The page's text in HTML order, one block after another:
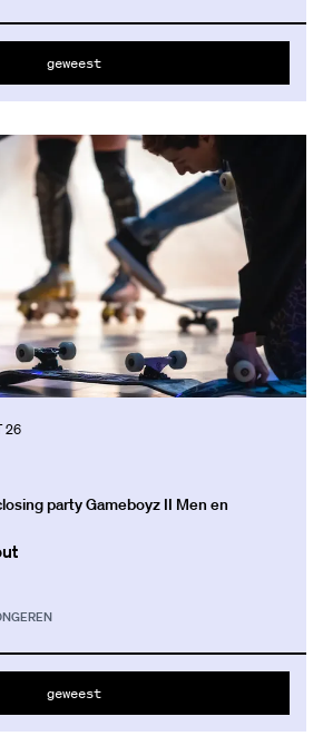
geweest
party Gameboyz II Men en
26
geweest